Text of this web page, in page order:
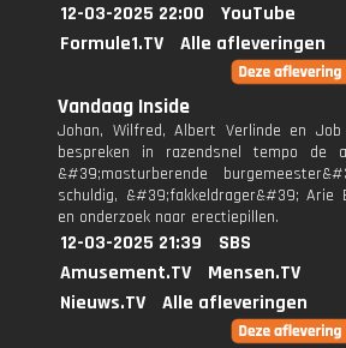
12-03-2025 22:00
YouTube
Formule1.TV
Alle afleveringen
Vandaag Inside
Johan, Wilfred, Albert Verlinde en Job
bespreken in razendsnel tempo de
&#39;masturberende
schuldig, &#39;fakkeldrager&#39; Arie
en onderzoek naar erectiepillen.
12-03-2025 21:39
SBS
Amusement.TV
Mensen.TV
Nieuws.TV
Alle afleveringen